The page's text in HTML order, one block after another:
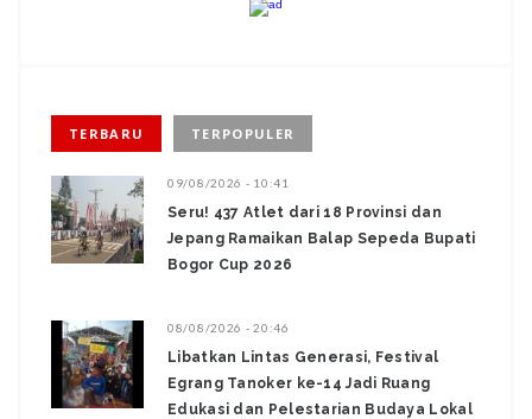
TERBARU TERPOPULER
09/08/2026 - 10:41
Seru! 437 Atlet dari 18 Provinsi dan
Jepang Ramaikan Balap Sepeda Bupati
Bogor Cup 2026
08/08/2026 - 20:46
Libatkan Lintas Generasi, Festival
Egrang Tanoker ke-14 Jadi Ruang
Edukasi dan Pelestarian Budaya Lokal